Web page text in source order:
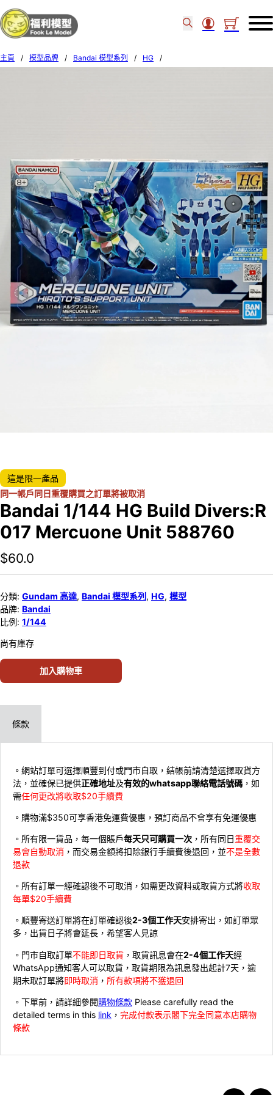
主頁 / 模型品牌 / Bandai 模型系列 / HG
/
這是限一產品
同一帳戶同日重覆購買之訂單將被取消
Bandai 1/144 HG Build Divers:R
017 Mercuone Unit 588760
$60.0
分類: Gundam 高達, Bandai 模型系列 , HG, 模型
品牌: Bandai
比例: 1/144
尚有庫存
加入購物車
條款
。網站訂單可選擇順豐到付或門市自取，結帳前請清楚選擇取貨方
法，並確保已提供正確地址及有效的whatsapp聯絡電話號碼 ，如
需任何更改將收取$20手續費
。購物滿$350可享香港免運費優惠，預訂商品不會享有免運優惠
。所有限一貨品，每一個賬戶每天只可購買一次 ，所有同日重覆交
易會自動取消 ，而交易金額將扣除銀行手續費後退回，並不是全數
退款
。所有訂單一經確認後不可取消，如需更改資料或取貨方式將收取
每單$20手續費
。順豐寄送訂單將在訂單確認後2-3個工作天安排寄出，如訂單眾
多，出貨日子將會延長，希望客人見諒
。門市自取訂單不能即日取貨 ，取貨訊息會在2-4個工作天經
WhatsApp通知客人可以取貨，取貨期限為訊息發出起計7天，逾
期未取訂單將即時取消 ， 所有款項將不獲退回
。下單前，請詳細參閱購物條款 Please carefully read the
detailed terms in this link ， 完成付款表示閣下完全同意本店購物
條款